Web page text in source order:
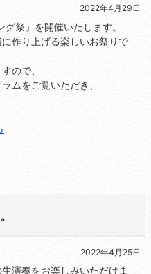
2022年4月29日
祭」を開催いたします。
作り上げる楽しいお祭りで
ので、
ムをご覧いただき、
2022年4月25日
演奏をお楽しみいただけま